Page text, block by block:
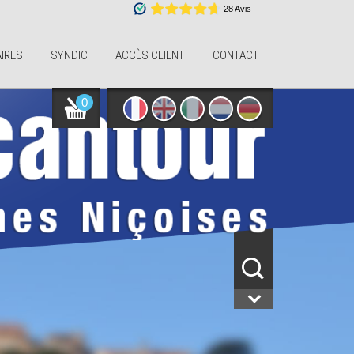
SYNDIC ACCÈS CLIENT CONTACT
0